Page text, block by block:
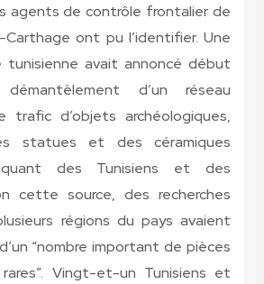
agents de contrôle frontalier de
Carthage ont pu l’identifier. Une
tunisienne avait annoncé début
d’un réseau
trafic d’objets archéologiques,
statues et des céramiques
des Tunisiens et des
cette source, des recherches
régions du pays avaient
“nombre important de pièces
rares”. Vingt-et-un Tunisiens et